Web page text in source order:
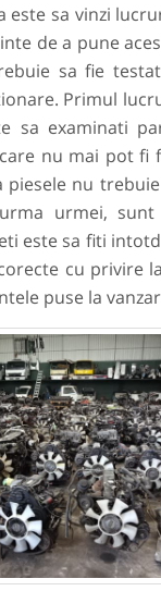
este sa vinzi
de a pune
sa fie
Primul
sa examinati
nu mai pot fi
piesele nu
urmei,
este sa fiti
cu privire
puse la